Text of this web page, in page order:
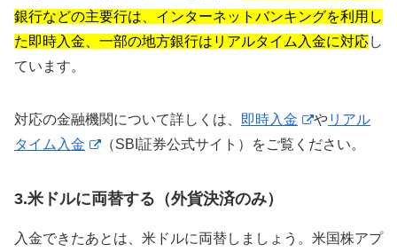
銀行などの主要行は、インターネットバンキングを利用し
た即時入金、一部の地方銀行はリアルタイム入金に対応し
ています。
対応の金融機関について詳しくは、 即時入金 やリアル
タイム入金
（SBI証券公式サイト）をご覧ください。
3.米ドルに両替する（外貨決済のみ）
入金できたあとは、米ドルに両替しましょう。米国株アプ